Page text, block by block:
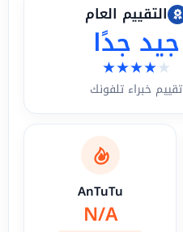
التقييم العام
جيد جدًا
★★★★★
تقييم خبراء تلفونك
AnTuTu
N/A